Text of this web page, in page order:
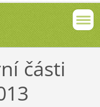
části